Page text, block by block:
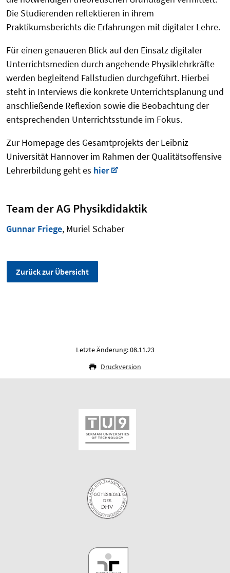
Die Studierenden reflektieren in ihrem
Praktikumsberichts die Erfahrungen mit digitaler Lehre.
Für einen genaueren Blick auf den Einsatz digitaler
Unterrichtsmedien durch angehende Physiklehrkräfte
werden begleitend Fallstudien durchgeführt. Hierbei
steht in Interviews die konkrete Unterrichtsplanung und
anschließende Reflexion sowie die Beobachtung der
entsprechenden Unterrichtsstunde im Fokus.
Zur Homepage des Gesamtprojekts der Leibniz
Universität Hannover im Rahmen der Qualitätsoffensive
Lehrerbildung geht es hier
Team der AG Physikdidaktik
Gunnar Friege, Muriel Schaber
Zurück zur Übersicht
Letzte Änderung: 08.11.23
Druckversion